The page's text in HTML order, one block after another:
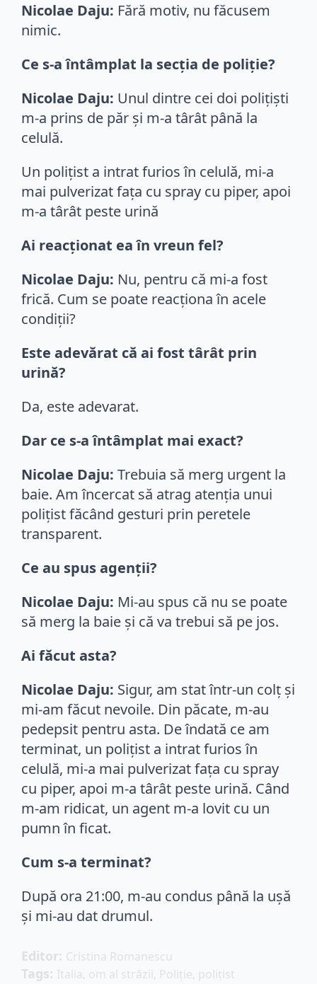
Nicolae Daju: Fără motiv, nu făcusem
nimic.
Ce s-a întâmplat la secția de poliție?
Nicolae Daju: Unul dintre cei doi polițiști
m-a prins de păr și m-a târât până la
celulă.
Un poliţist a intrat furios în celulă, mi-a
mai pulverizat fața cu spray cu piper, apoi
m-a târât peste urină
Ai reacționat ea în vreun fel?
Nicolae Daju: Nu, pentru că mi-a fost
frică. Cum se poate reacționa în acele
condiții?
Este adevărat că ai fost târât prin
urină?
Da, este adevarat.
Dar ce s-a întâmplat mai exact?
Nicolae Daju: Trebuia să merg urgent la
baie. Am încercat să atrag atenția unui
polițist făcând gesturi prin peretele
transparent.
Ce au spus agenții?
Nicolae Daju: Mi-au spus că nu se poate
să merg la baie și că va trebui să pe jos.
Ai făcut asta?
Nicolae Daju: Sigur, am stat într-un colț și
mi-am făcut nevoile. Din păcate, m-au
pedepsit pentru asta. De îndată ce am
terminat, un poliţist a intrat furios în
celulă, mi-a mai pulverizat fața cu spray
cu piper, apoi m-a târât peste urină. Când
m-am ridicat, un agent m-a lovit cu un
pumn în ficat.
Cum s-a terminat?
După ora 21:00, m-au condus până la ușă
și mi-au dat drumul.
Editor: Cristina Romanescu
Tags: Italia om al străzii Poliție polițist